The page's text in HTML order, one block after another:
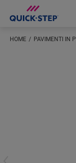
HOME PAVIMENTI IN